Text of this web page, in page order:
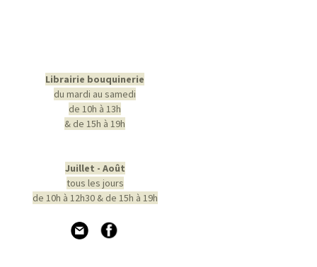
Librairie bouquinerie
du mardi au samedi
de 10h à 13h
& de 15h à 19h
Juillet - Août
tous les jours
de 10h à 12h30 & de 15h à 19h